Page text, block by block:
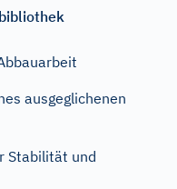
ausgeglichenen
Stabilität und